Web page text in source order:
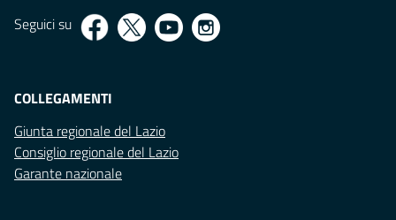
Seguici su
COLLEGAMENTI
Giunta regionale del Lazio
Consiglio regionale del Lazio
Garante nazionale